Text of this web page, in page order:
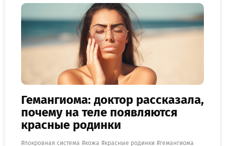
Гемангиома: доктор рассказала,
почему на теле появляются
красные родинки
покровная система кожа красные родинки
гемангиома